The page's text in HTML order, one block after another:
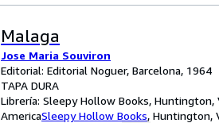
Malaga
Jose Maria Souviron
Editorial: Editorial Noguer, Barcelona, 1964
TAPA DURA
Librería: Sleepy Hollow Books, Huntington,
AmericaSleepy Hollow Books, Huntington,